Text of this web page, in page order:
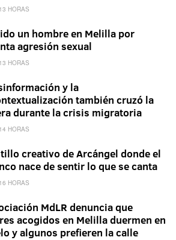
HORAS
un hombre en Melilla por
agresión sexual
HORAS
y la
también cruzó la
durante la crisis migratoria
HORAS
creativo de Arcángel donde el
nace de sentir lo que se canta
HORAS
MdLR denuncia que
acogidos en Melilla duermen en
y algunos prefieren la calle